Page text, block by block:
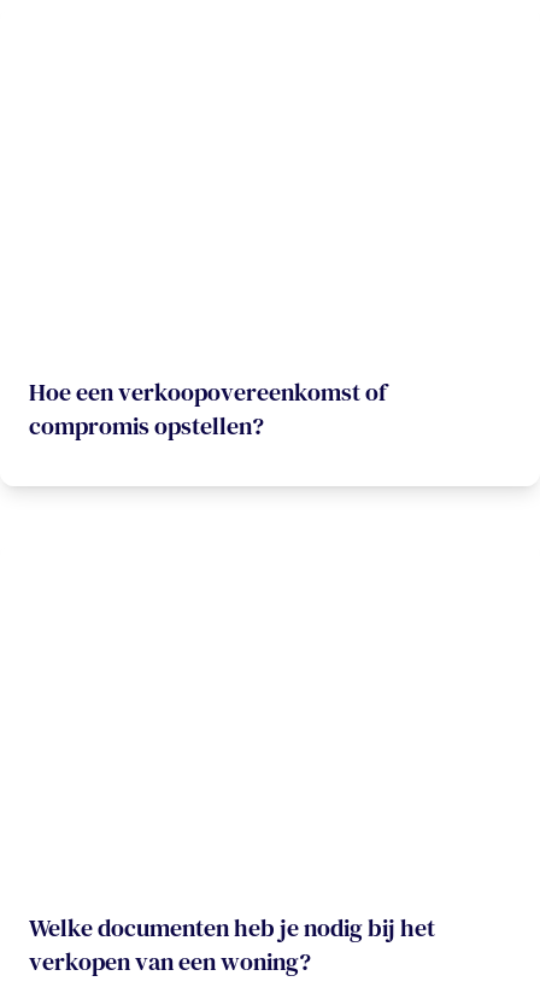
Hoe een verkoopovereenkomst of
compromis opstellen?
Welke documenten heb je nodig bij het
verkopen van een woning?